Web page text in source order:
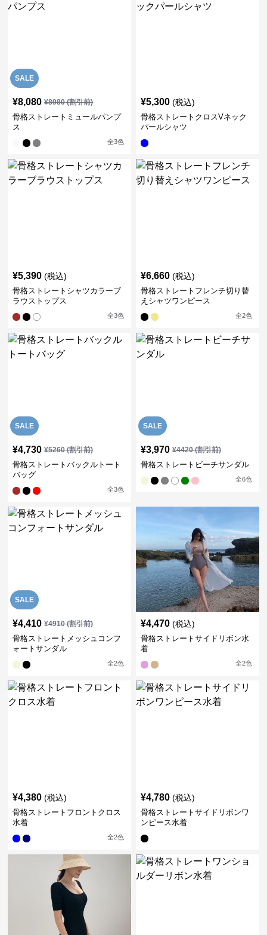
SALE
¥8,080 ¥8980(割引前)
骨格ストレートミュールパンプ
ス
全3色
¥5,300 (税込)
骨格ストレートクロスVネック
パールシャツ
¥5,390 (税込)
骨格ストレートシャツカラーブ
ラウストップス
全3色
¥6,660 (税込)
骨格ストレートフレンチ切り替
えシャツワンピース
全2色
SALE
¥4,730 ¥5260(割引前)
骨格ストレートバックルトート
バッグ
全3色
SALE
¥3,970 ¥4420(割引前)
骨格ストレートビーチサンダル
全6色
SALE
¥4,410 ¥4910(割引前)
骨格ストレートメッシュコンフ
ォートサンダル
全2色
¥4,470 (税込)
骨格ストレートサイドリボン水
着
全2色
¥4,380 (税込)
骨格ストレートフロントクロス
水着
全2色
¥4,780 (税込)
骨格ストレートサイドリボンワ
ンピース水着